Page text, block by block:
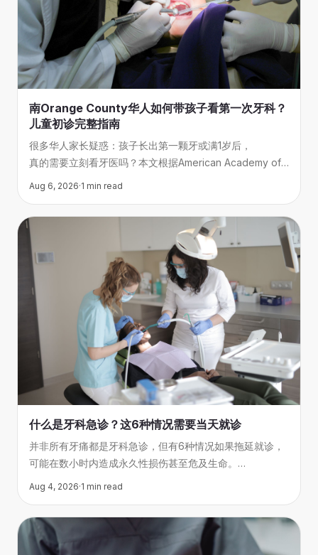
南Orange County华人如何带孩子看第一次牙科？
儿童初诊完整指南
很多华人家长疑惑：孩子长出第一颗牙或满1岁后，
真的需要立刻看牙医吗？本文根据American Academy of
Aug 6, 2026·1 min read
什么是牙科急诊？这6种情况需要当天就诊
并非所有牙痛都是牙科急诊，但有6种情况如果拖延就诊，
可能在数小时内造成永久性损伤甚至危及生命。
Aug 4, 2026·1 min read